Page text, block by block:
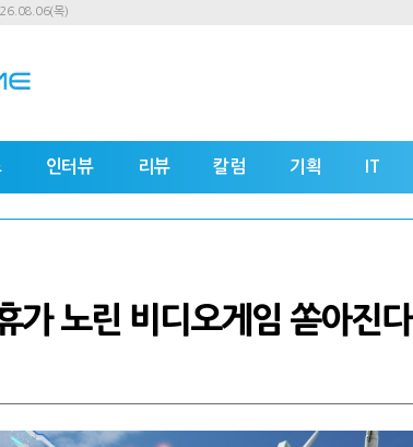
목)
인터뷰 리뷰 칼럼 기획 IT
가 노린 비디오게임 쏟아진다